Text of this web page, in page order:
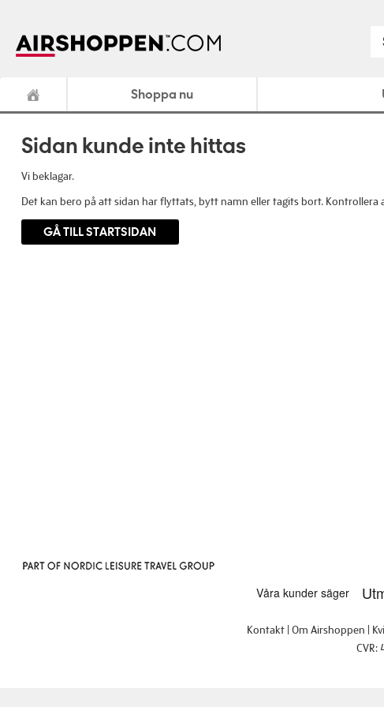
Shoppa nu
Sidan kunde inte hittas
Vi beklagar.
Det kan bero på att sidan har flyttats, bytt namn eller tagits bort.
GÅ TILL STARTSIDAN
Kontakt Om Airshoppen
CVR: